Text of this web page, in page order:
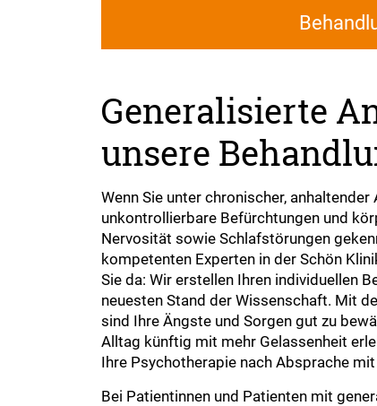
Generalisierte
unsere
Wenn Sie unter chronischer,
unkontrollierbare Befürchtungen und
Nervosität sowie Schlafstörungen
kompetenten Experten in der Schön
Sie da: Wir erstellen Ihren individuellen
neuesten Stand der Wissenschaft. Mit
sind Ihre Ängste und Sorgen gut zu
Alltag künftig mit mehr Gelassenheit
Ihre Psychotherapie nach Absprache
Bei Patientinnen und Patienten mit